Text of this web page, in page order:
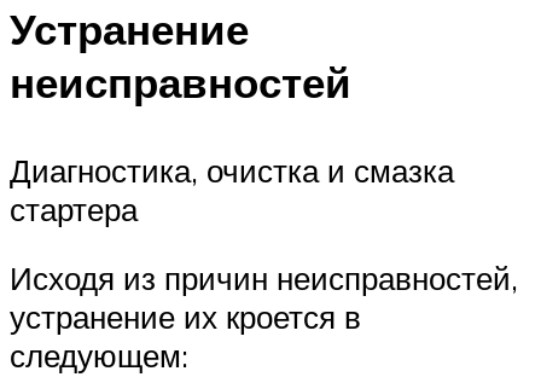
Устранение
неисправностей
Диагностика, очистка и смазка
стартера
Исходя из причин неисправностей,
устранение их кроется в
следующем: